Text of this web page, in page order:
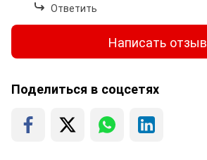
Ответить
Написать отзыв
Поделиться в соцсетях